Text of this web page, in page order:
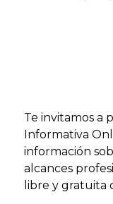
Te invitamos a
Informativa
información
alcances
libre y gratuita